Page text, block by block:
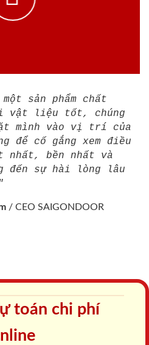
sản phẩm chất
vật liệu tốt, chúng
mình vào vị trí của
để cố gắng xem điều
bền nhất và
đến sự hài lòng lâu
/ CEO SAIGONDOOR
toán chi phí